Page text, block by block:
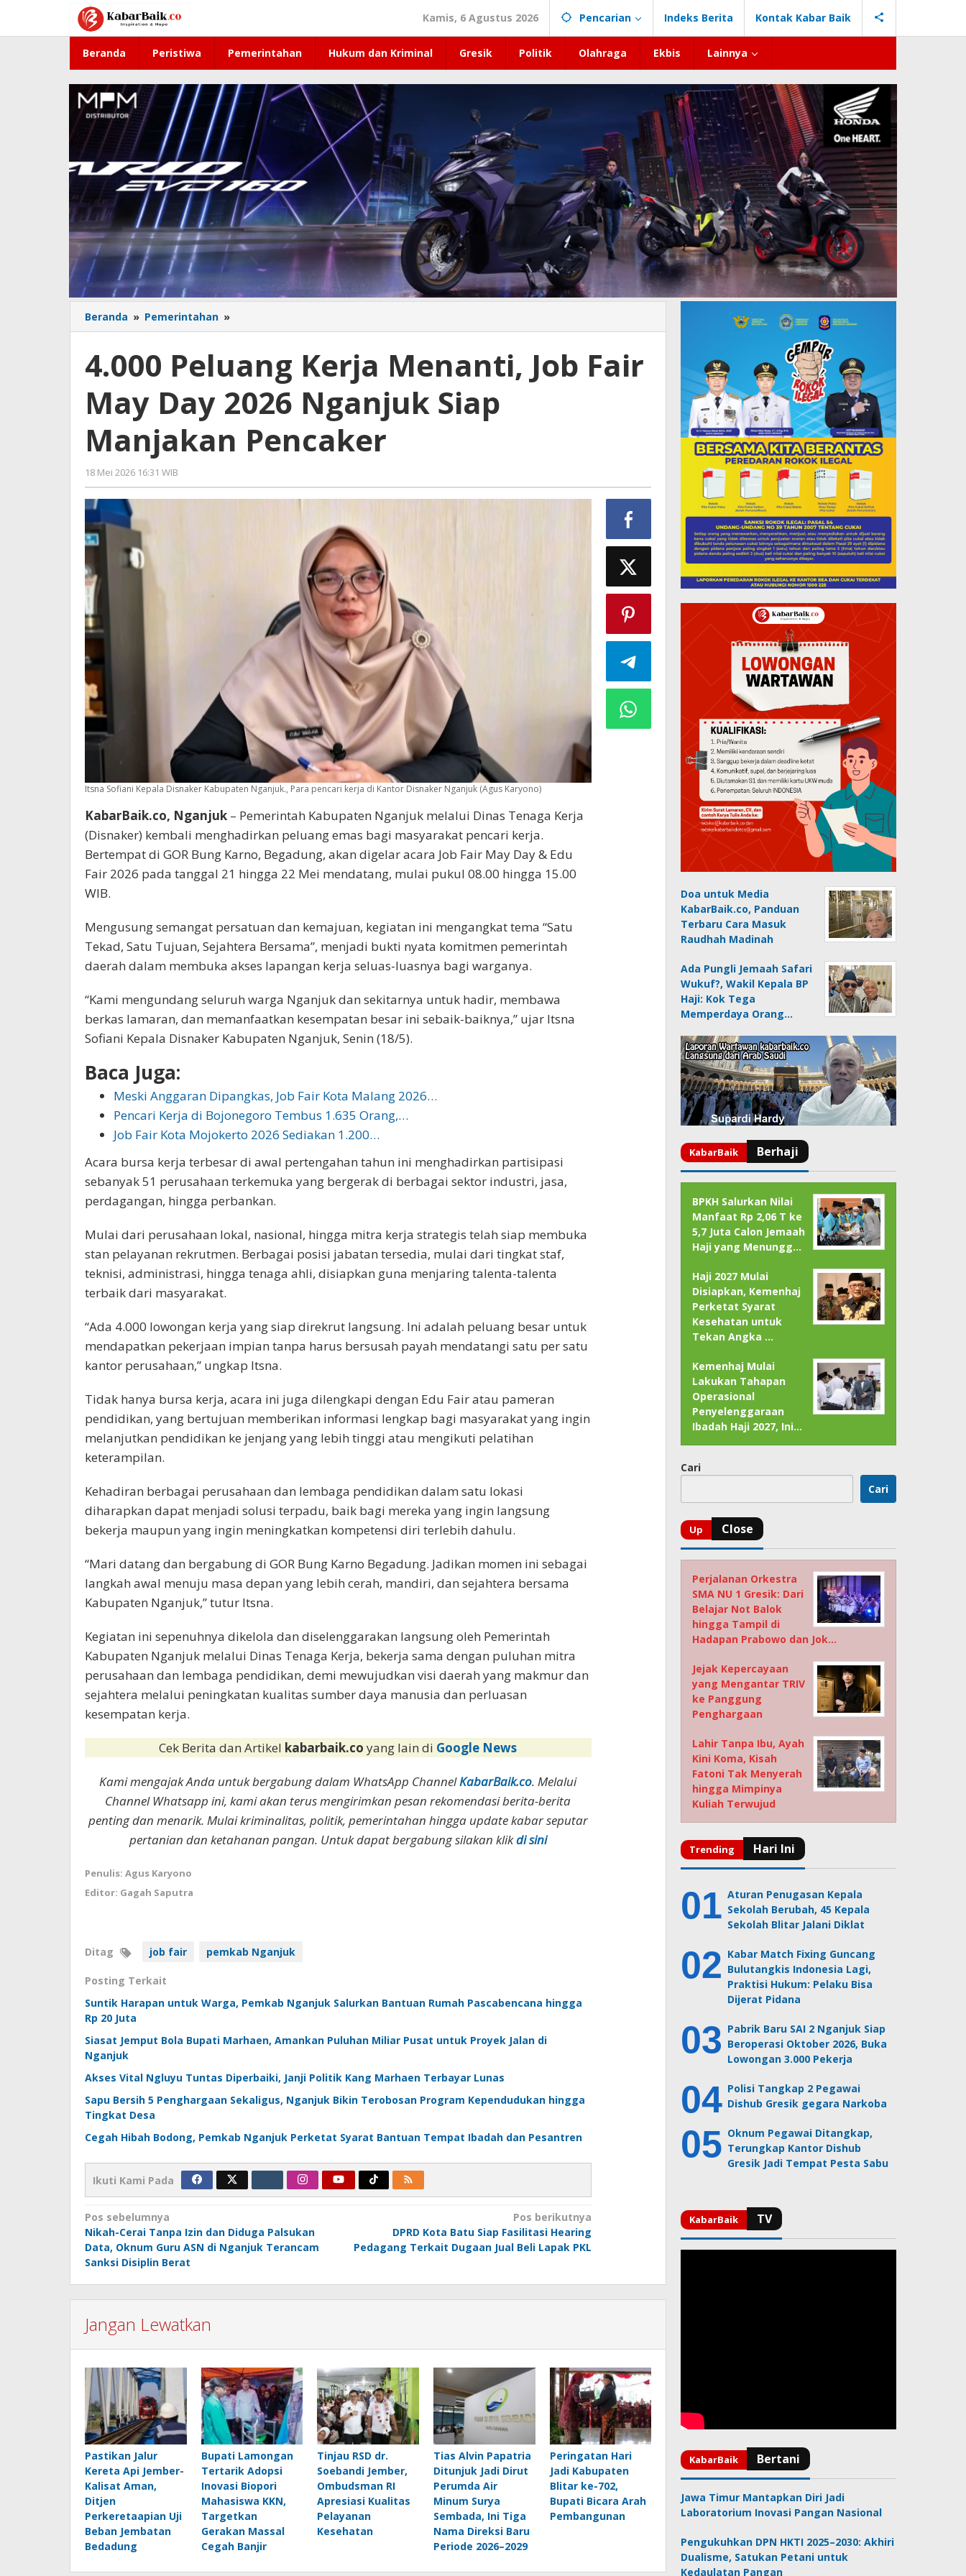
konten
Kamis, 6 Agustus 2026 Pencarian Indeks Berita Kontak Kabar Baik
Beranda Peristiwa Pemerintahan Hukum dan Kriminal Gresik Politik Olahraga Ekbis Lainnya
Beranda » Pemerintahan »
Peluang
Menanti,
Job
Fair
May
2026
Nganjuk
Pencaker
4.000 Peluang Kerja Menanti, Job Fair
May Day 2026 Nganjuk Siap
Manjakan Pencaker
18 Mei 2026 16:31 WIB
Gagah
Saputra
Itsna Sofiani Kepala Disnaker Kabupaten Nganjuk., Para pencari kerja di Kantor Disnaker Nganjuk (Agus Karyono)
KabarBaik.co, Nganjuk – Pemerintah Kabupaten Nganjuk melalui Dinas Tenaga Kerja
(Disnaker) kembali menghadirkan peluang emas bagi masyarakat pencari kerja.
Bertempat di GOR Bung Karno, Begadung, akan digelar acara Job Fair May Day & Edu
Fair 2026 pada tanggal 21 hingga 22 Mei mendatang, mulai pukul 08.00 hingga 15.00
WIB.
Mengusung semangat persatuan dan kemajuan, kegiatan ini mengangkat tema “Satu
Tekad, Satu Tujuan, Sejahtera Bersama”, menjadi bukti nyata komitmen pemerintah
daerah dalam membuka akses lapangan kerja seluas-luasnya bagi warganya.
“Kami mengundang seluruh warga Nganjuk dan sekitarnya untuk hadir, membawa
berkas lamaran, dan memanfaatkan kesempatan besar ini sebaik-baiknya,” ujar Itsna
Sofiani Kepala Disnaker Kabupaten Nganjuk, Senin (18/5).
Baca Juga:
Meski Anggaran Dipangkas, Job Fair Kota Malang 2026…
Pencari Kerja di Bojonegoro Tembus 1.635 Orang,…
Job Fair Kota Mojokerto 2026 Sediakan 1.200…
Acara bursa kerja terbesar di awal pertengahan tahun ini menghadirkan partisipasi
sebanyak 51 perusahaan terkemuka yang bergerak di berbagai sektor industri, jasa,
perdagangan, hingga perbankan.
Mulai dari perusahaan lokal, nasional, hingga mitra kerja strategis telah siap membuka
stan pelayanan rekrutmen. Berbagai posisi jabatan tersedia, mulai dari tingkat staf,
teknisi, administrasi, hingga tenaga ahli, disiapkan guna menjaring talenta-talenta
terbaik dari masyarakat.
“Ada 4.000 lowongan kerja yang siap direkrut langsung. Ini adalah peluang besar untuk
mendapatkan pekerjaan impian tanpa harus bersusah payah mendatangi satu per satu
kantor perusahaan,” ungkap Itsna.
Tidak hanya bursa kerja, acara ini juga dilengkapi dengan Edu Fair atau pameran
pendidikan, yang bertujuan memberikan informasi lengkap bagi masyarakat yang ingin
melanjutkan pendidikan ke jenjang yang lebih tinggi atau mengikuti pelatihan
keterampilan.
Kehadiran berbagai perusahaan dan lembaga pendidikan dalam satu lokasi
diharapkan dapat menjadi solusi terpadu, baik bagi mereka yang ingin langsung
bekerja maupun yang ingin meningkatkan kompetensi diri terlebih dahulu.
“Mari datang dan bergabung di GOR Bung Karno Begadung. Jadikan momen ini sebagai
langkah awal menuju masa depan yang lebih cerah, mandiri, dan sejahtera bersama
Kabupaten Nganjuk,” tutur Itsna.
Kegiatan ini sepenuhnya dikelola dan diselenggarakan langsung oleh Pemerintah
Kabupaten Nganjuk melalui Dinas Tenaga Kerja, bekerja sama dengan puluhan mitra
perusahaan dan lembaga pendidikan, demi mewujudkan visi daerah yang makmur dan
sejahtera melalui peningkatan kualitas sumber daya manusia dan perluasan
kesempatan kerja.
Cek Berita dan Artikel kabarbaik.coyang lain di Google News
Kami mengajak Anda untuk bergabung dalam WhatsApp ChannelKabarBaik.co. Melalui
Channel Whatsapp ini, kami akan terus mengirimkan pesan rekomendasi berita-berita
penting dan menarik. Mulai kriminalitas, politik, pemerintahan hingga update kabar seputar
pertanian dan ketahanan pangan. Untuk dapat bergabung silakan klikdi sini
Penulis: Agus Karyono
Editor: Gagah Saputra
Ditag job fair pemkab Nganjuk
Posting Terkait
Suntik Harapan untuk Warga, Pemkab Nganjuk Salurkan Bantuan Rumah Pascabencana hingga
Rp 20 Juta
Siasat Jemput Bola Bupati Marhaen, Amankan Puluhan Miliar Pusat untuk Proyek Jalan di
Nganjuk
Akses Vital Ngluyu Tuntas Diperbaiki, Janji Politik Kang Marhaen Terbayar Lunas
Sapu Bersih 5 Penghargaan Sekaligus, Nganjuk Bikin Terobosan Program Kependudukan hingga
Tingkat Desa
Cegah Hibah Bodong, Pemkab Nganjuk Perketat Syarat Bantuan Tempat Ibadah dan Pesantren
Ikuti Kami Pada
Navigasi
pos
Pos sebelumnya
Nikah-Cerai Tanpa Izin dan Diduga Palsukan
Data, Oknum Guru ASN di Nganjuk Terancam
Sanksi Disiplin Berat
Pos berikutnya
DPRD Kota Batu Siap Fasilitasi Hearing
Pedagang Terkait Dugaan Jual Beli Lapak PKL
Jangan Lewatkan
Pastikan Jalur
Kereta Api Jember-
Kalisat Aman,
Ditjen
Perkeretaapian Uji
Beban Jembatan
Bedadung
Bupati Lamongan
Tertarik Adopsi
Inovasi Biopori
Mahasiswa KKN,
Targetkan
Gerakan Massal
Cegah Banjir
Tinjau RSD dr.
Soebandi Jember,
Ombudsman RI
Apresiasi Kualitas
Pelayanan
Kesehatan
Tias Alvin Papatria
Ditunjuk Jadi Dirut
Perumda Air
Minum Surya
Sembada, Ini Tiga
Nama Direksi Baru
Periode 2026–2029
Peringatan Hari
Jadi Kabupaten
Blitar ke-702,
Bupati Bicara Arah
Pembangunan
Doa untuk Media
KabarBaik.co, Panduan
Terbaru Cara Masuk
Raudhah Madinah
Ada Pungli Jemaah Safari
Wukuf?, Wakil Kepala BP
Haji: Kok Tega
Memperdaya Orang…
BPKH Salurkan Nilai
Manfaat Rp 2,06 T ke
5,7 Juta Calon Jemaah
Haji yang Menungg…
Haji 2027 Mulai
Disiapkan, Kemenhaj
Perketat Syarat
Kesehatan untuk
Tekan Angka …
Kemenhaj Mulai
Lakukan Tahapan
Operasional
Penyelenggaraan
Ibadah Haji 2027, Ini…
Cari
Cari
Perjalanan Orkestra
SMA NU 1 Gresik: Dari
Belajar Not Balok
hingga Tampil di
Hadapan Prabowo dan Jok…
Jejak Kepercayaan
yang Mengantar TRIV
ke Panggung
Penghargaan
Lahir Tanpa Ibu, Ayah
Kini Koma, Kisah
Fatoni Tak Menyerah
hingga Mimpinya
Kuliah Terwujud
Aturan Penugasan Kepala
Sekolah Berubah, 45 Kepala
Sekolah Blitar Jalani Diklat
Kabar Match Fixing Guncang
Bulutangkis Indonesia Lagi,
Praktisi Hukum: Pelaku Bisa
Dijerat Pidana
Pabrik Baru SAI 2 Nganjuk Siap
Beroperasi Oktober 2026, Buka
Lowongan 3.000 Pekerja
Polisi Tangkap 2 Pegawai
Dishub Gresik gegara Narkoba
Oknum Pegawai Ditangkap,
Terungkap Kantor Dishub
Gresik Jadi Tempat Pesta Sabu
Jawa Timur Mantapkan Diri Jadi
Laboratorium Inovasi Pangan Nasional
Pengukuhkan DPN HKTI 2025–2030: Akhiri
Dualisme, Satukan Petani untuk
Kedaulatan Pangan